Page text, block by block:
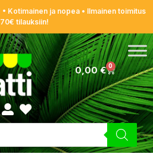
Kotimainen ja nopea • Ilmainen toimitus
tilauksiin!
0,00€ 0